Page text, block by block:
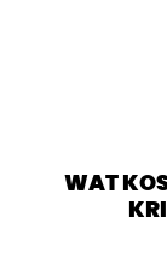
WAT